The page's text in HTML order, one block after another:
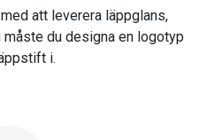
att leverera läppglans,
du designa en logotyp
i.